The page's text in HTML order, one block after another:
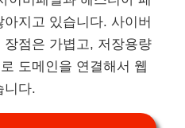
지고 있습니다. 사이버
점은 가볍고, 저장용량
도메인을 연결해서 웹
니다.